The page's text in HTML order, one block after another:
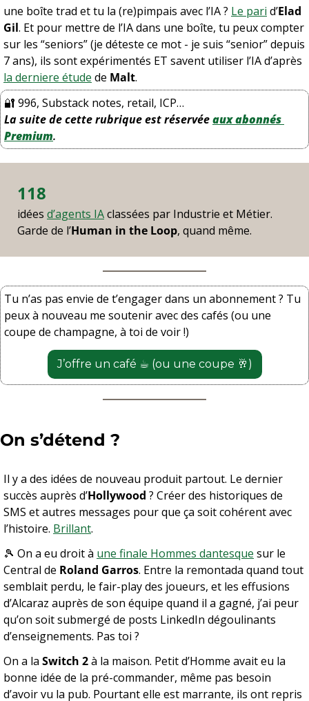
une boîte trad et tu la (re)pimpais avec l’IA ? Le pari d’Elad
Gil. Et pour mettre de l’IA dans une boîte, tu peux compter
sur les “seniors” (je déteste ce mot - je suis “senior” depuis
la derniere étude de Malt.
🔐 996, Substack notes, retail, ICP…
La suite de cette rubrique est réservéeaux abonnés
Premium.
118
idées d’agents IA classées par Industrie et Métier.
Garde de l’Human in the Loop, quand même.
Tu n’as pas envie de t’engager dans un abonnement ? Tu
peux à nouveau me soutenir avec des cafés (ou une
coupe de champagne, à toi de voir !)
J’offre un café ☕️ (ou une coupe 🥂 )
On s’détend ?
Il y a des idées de nouveau produit partout. Le dernier
succès auprès d’Hollywood ? Créer des historiques de
SMS et autres messages pour que ça soit cohérent avec
l’histoire. Brillant.
🎾 On a eu droit à une finale Hommes dantesque sur le
Central de Roland Garros. Entre la remontada quand tout
semblait perdu, le fair-play des joueurs, et les effusions
d’Alcaraz auprès de son équipe quand il a gagné, j’ai peur
qu’on soit submergé de posts LinkedIn dégoulinants
d’enseignements. Pas toi ?
On a la Switch 2 à la maison. Petit d’Homme avait eu la
bonne idée de la pré-commander, même pas besoin
d’avoir vu la pub. Pourtant elle est marrante, ils ont repris